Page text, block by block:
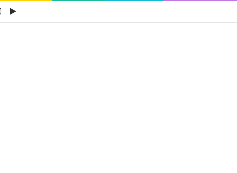
InstagramGoogle Play